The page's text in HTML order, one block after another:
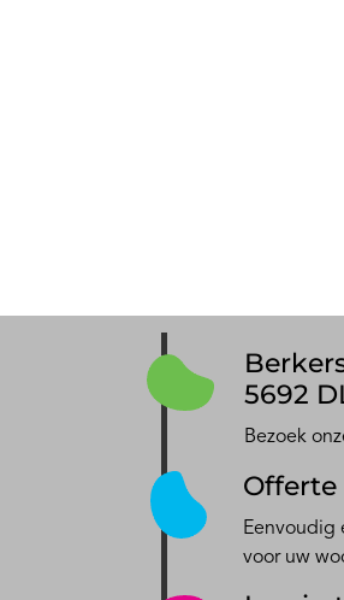
5692
Bezoek
Offerte
Eenvoudig
voor uw